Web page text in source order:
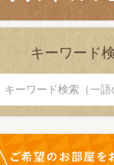
キーワード
キーワード検索（一語